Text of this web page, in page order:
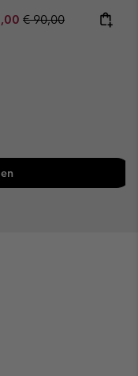
price:Regular price:
€ 90,00